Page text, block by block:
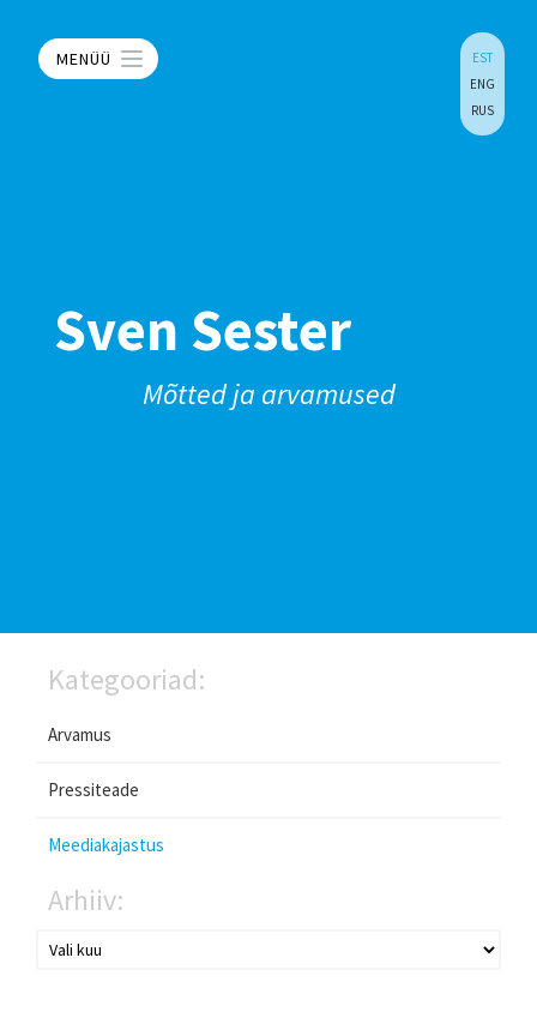
MENÜÜ
EST
ENG
RUS
Sven Sester
Mõtted ja arvamused
Kategooriad:
Arvamus
Pressiteade
Meediakajastus
Arhiiv: